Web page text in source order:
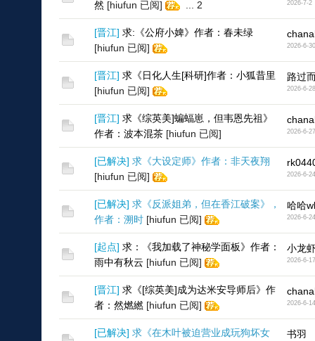
然 [hiufun 已阅] 2 2026-7-2
[晋江] 求:《公府小婢》作者：春未绿
[hiufun 已阅]
2026-6-30
[晋江] 求《日化人生[科研]作者：小狐昔里
[hiufun 已阅]
路过
2026-6-28
[晋江] 求《综英美]蝙蝠崽，但韦恩先祖》
作者：波本混茶 [hiufun 已阅] 2026-6-27
[已解决] 求《大设定师》作者：非天夜翔
[hiufun 已阅]
2026-6-24
[已解决] 求《反派姐弟，但在香江破案》，
作者：溯时 [hiufun 已阅]
哈哈
2026-6-24
[起点] 求：《我加载了神秘学面板》作者：
雨中有秋云 [hiufun 已阅]
小龙
2026-6-17
[晋江] 求《[综英美]成为达米安导师后》作
者：然燃繎 [hiufun 已阅] 2026-6-14
[已解决] 求《在木叶被迫营业成玩狗坏女
书羽